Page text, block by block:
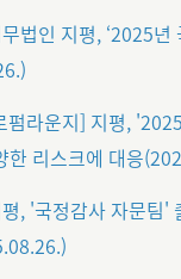
법인 지평, ‘2025년
펌라운지] 지평,
한 리스크에 대응
, '국정감사 자문팀'